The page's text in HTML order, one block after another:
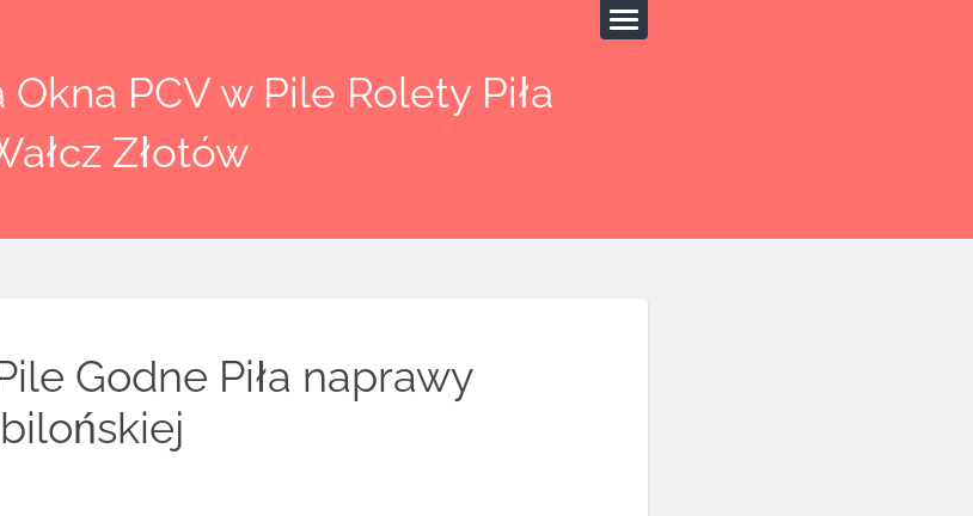
Okna PCV w Pile Rolety Piła
Złotów
Godne Piła naprawy